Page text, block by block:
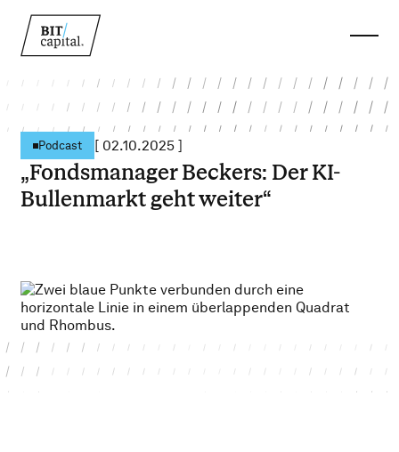
Podcast [ 02.10.2025 ]
„Fondsmanager Beckers: Der KI-
Bullenmarkt geht weiter“